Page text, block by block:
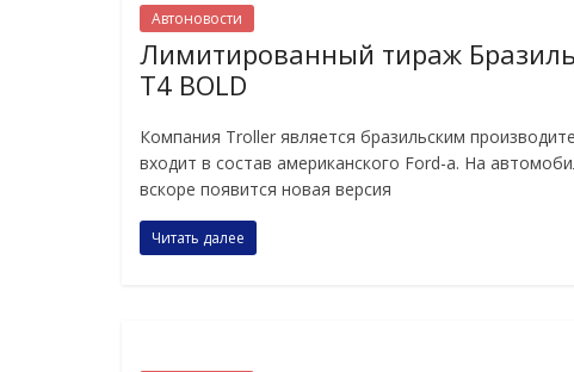
Автоновости
Лимитированный тираж
Т4 BOLD
Компания Troller является бразильским
входит в состав американского Ford-а. На
вскоре появится новая версия
Читать далее